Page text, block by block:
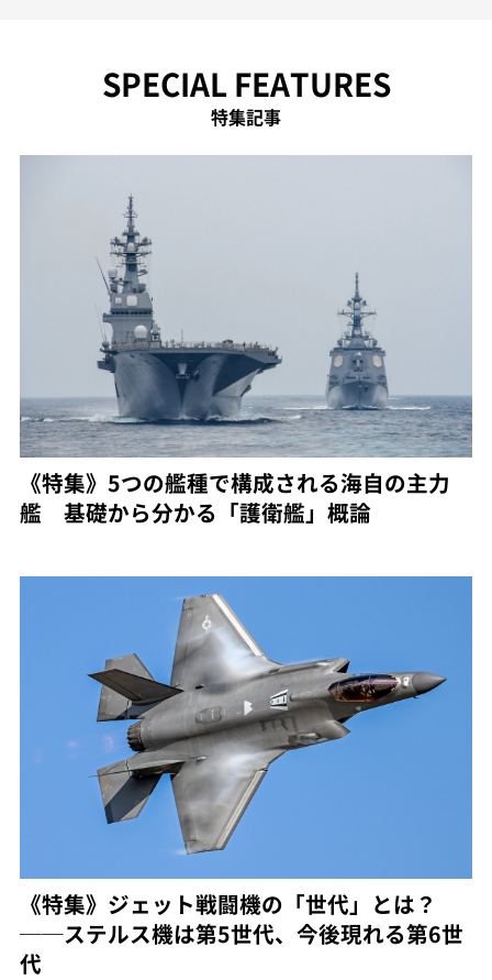
SPECIAL FEATURES
特集記事
《特集》5つの艦種で構成される海自の主力
艦 基礎から分かる「護衛艦」概論
《特集》ジェット戦闘機の「世代」とは？
──ステルス機は第5世代、今後現れる第6世
代